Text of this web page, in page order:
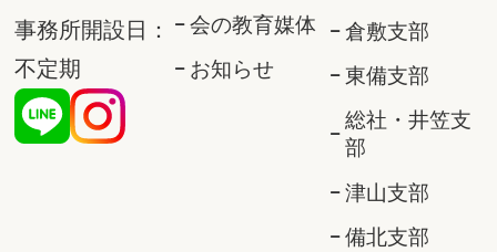
事務所開設日：
不定期
会の教育媒体
お知らせ
倉敷支部
東備支部
総社・井笠支
部
津山支部
備北支部